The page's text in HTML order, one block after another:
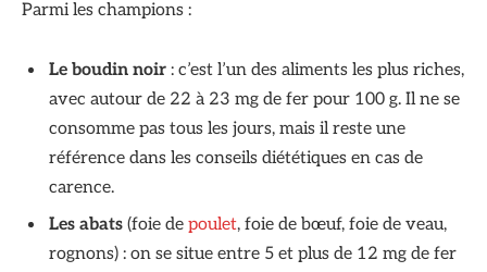
Parmi les champions :
Le boudin noir : c’est l’un des aliments les plus riches,
avec autour de 22 à 23 mg de fer pour 100 g. Il ne se
consomme pas tous les jours, mais il reste une
référence dans les conseils diététiques en cas de
carence.
Les abats (foie de poulet, foie de bœuf, foie de veau,
rognons) : on se situe entre 5 et plus de 12 mg de fer